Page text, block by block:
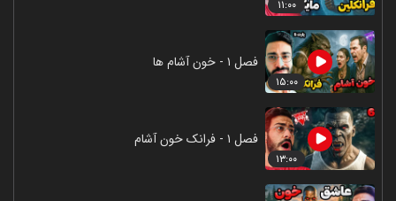
۱۱:۰۰
۱۵:۰۰
فصل ۱ - خون آشام ها
۱۳:۰۰
فصل ۱ - فرانک خون آشام